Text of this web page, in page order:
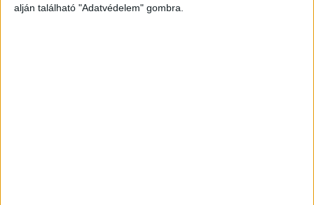
alján található "Adatvédelem" gombra.